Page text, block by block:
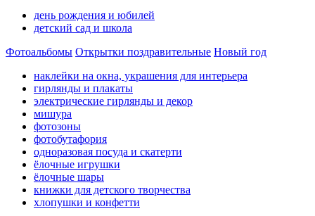
день рождения и юбилей
детский сад и школа
Фотоальбомы Открытки поздравительные Новый год
наклейки на окна, украшения для интерьера
гирлянды и плакаты
электрические гирлянды и декор
мишура
фотозоны
фотобутафория
одноразовая посуда и скатерти
ёлочные игрушки
ёлочные шары
книжки для детского творчества
хлопушки и конфетти